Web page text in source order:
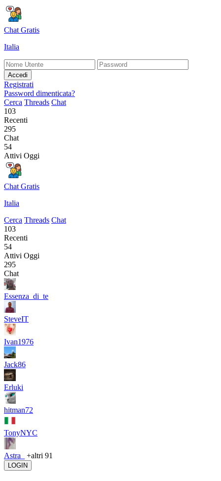
Chat Gratis
Italia
Accedi
Registrati
Password dimenticata?
Cerca Threads Chat
103
Recenti
295
Chat
54
Attivi Oggi
Chat Gratis
Italia
Cerca Threads Chat
103
Recenti
54
Attivi Oggi
295
Chat
Essenza_di_te
SteveIT
Ivan1976
Jack86
Erluki
hitman72
TonyNYC
Astra_ +altri 91
LOGIN